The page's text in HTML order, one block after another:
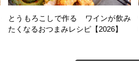
とうもろこしで作る ワインが飲み
たくなるおつまみレシピ【2026】